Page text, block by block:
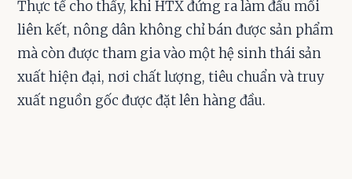
Thực tế cho thấy, khi HTX đứng ra làm đầu mối
liên kết, nông dân không chỉ bán được sản phẩm
mà còn được tham gia vào một hệ sinh thái sản
xuất hiện đại, nơi chất lượng, tiêu chuẩn và truy
xuất nguồn gốc được đặt lên hàng đầu.